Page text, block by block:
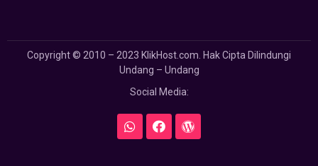
Copyright © 2010 – 2023 KlikHost.com. Hak Cipta Dilindungi
Undang – Undang
Social Media: